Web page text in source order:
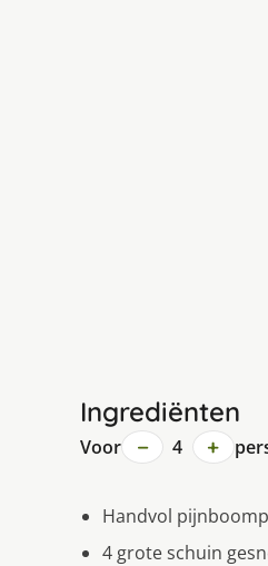
Ingrediënten
Voor − 4 +
Handvol
4 grote schuin